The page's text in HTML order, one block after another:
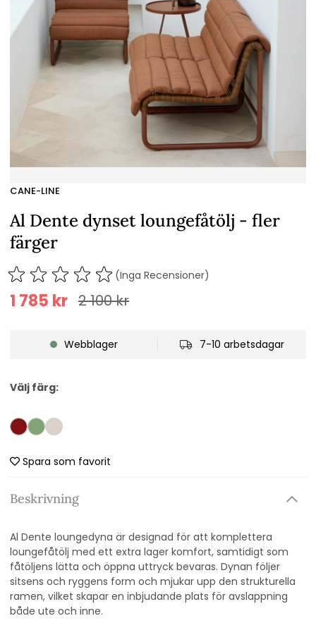
CANE-LINE
Al Dente dynset loungefåtölj - fler
färger
(Inga Recensioner)
2 100kr
1 785 kr
Webblager 7-10 arbetsdagar
Välj färg:
Spara som favorit
Beskrivning
Al Dente loungedyna är designad för att komplettera
loungefåtölj med ett extra lager komfort, samtidigt som
fåtöljens lätta och öppna uttryck bevaras. Dynan följer
sitsens och ryggens form och mjukar upp den strukturella
ramen, vilket skapar en inbjudande plats för avslappning
både ute och inne.